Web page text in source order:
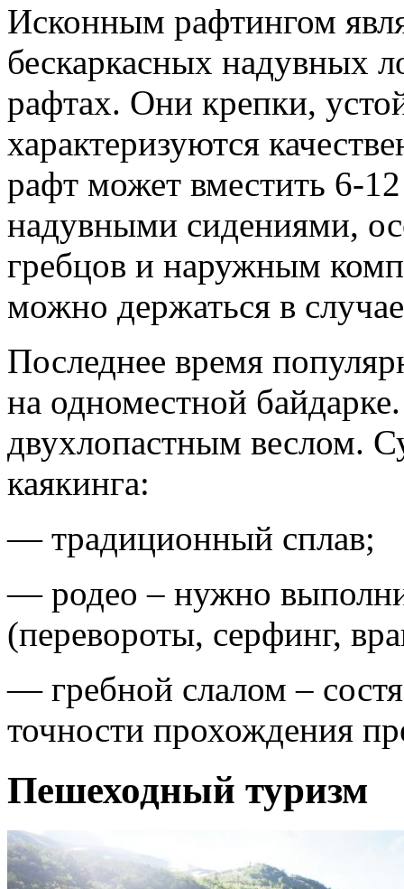
Исконным рафтингом
бескаркасных надувных
рафтах. Они крепки,
характеризуются
рафт может вместить 6-
надувными сидениями,
гребцов и наружным
можно держаться в
Последнее время
на одноместной
двухлопастным веслом.
каякинга:
— традиционный сплав;
— родео – нужно
(перевороты, серфинг,
— гребной слалом –
точности прохождения
Пешеходный туризм